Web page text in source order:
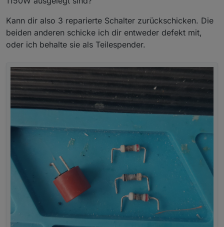
Kann dir also 3 reparierte Schalter zurückschicken. Die
beiden anderen schicke ich dir entweder defekt mit,
oder ich behalte sie als Teilespender.